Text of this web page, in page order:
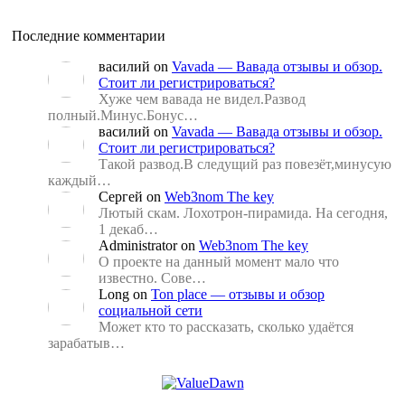
Последние комментарии
василий on Vavada — Вавада отзывы и обзор.
Стоит ли регистрироваться?
Хуже чем вавада не видел.Развод
полный.Минус.Бонус…
василий on Vavada — Вавада отзывы и обзор.
Стоит ли регистрироваться?
Такой развод.В следущий раз повезёт,минусую
каждый…
Сергей on Web3nom The key
Лютый скам. Лохотрон-пирамида. На сегодня,
1 декаб…
Administrator on Web3nom The key
О проекте на данный момент мало что
известно. Сове…
Long on Ton place — отзывы и обзор
социальной сети
Может кто то рассказать, сколько удаётся
зарабатыв…